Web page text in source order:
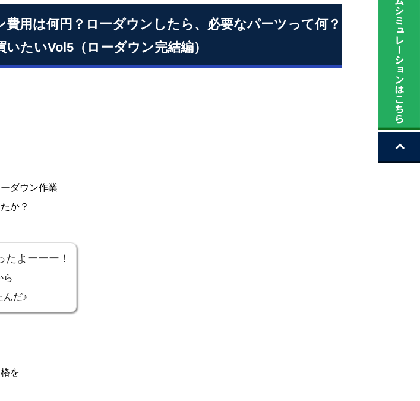
用は何円？ローダウンしたら、必要なパーツって何？
たいVol5（ローダウン完結編）
ダウン作業
か？
よーーー！
ら
んだ♪
を